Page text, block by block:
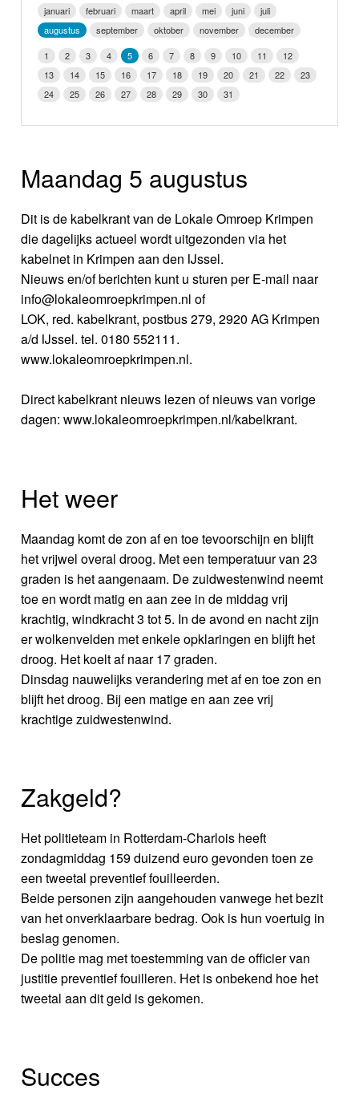
Webcam
Info
januari
februari maart april mei juni
juli
augustus
september oktober november
december
1
2 3 4 5 6 7 8 9 10 11
12
13
14 15 16 17 18 19 20 21 22
23
24
25 26 27 28 29 30 31
Maandag 5 augustus
Dit is de kabelkrant van de Lokale Omroep Krimpen
die dagelijks actueel wordt uitgezonden via het
kabelnet in Krimpen aan den IJssel.
Nieuws en/of berichten kunt u sturen per E-mail naar
info@lokaleomroepkrimpen.nl of
LOK, red. kabelkrant, postbus 279, 2920 AG Krimpen
a/d IJssel. tel. 0180 552111.
www.lokaleomroepkrimpen.nl.
Direct kabelkrant nieuws lezen of nieuws van vorige
dagen: www.lokaleomroepkrimpen.nl/kabelkrant.
Het weer
Maandag komt de zon af en toe tevoorschijn en blijft
het vrijwel overal droog. Met een temperatuur van 23
graden is het aangenaam. De zuidwestenwind neemt
toe en wordt matig en aan zee in de middag vrij
krachtig, windkracht 3 tot 5. In de avond en nacht zijn
er wolkenvelden met enkele opklaringen en blijft het
droog. Het koelt af naar 17 graden.
Dinsdag nauwelijks verandering met af en toe zon en
blijft het droog. Bij een matige en aan zee vrij
krachtige zuidwestenwind.
Zakgeld?
Het politieteam in Rotterdam-Charlois heeft
zondagmiddag 159 duizend euro gevonden toen ze
een tweetal preventief fouilleerden.
Beide personen zijn aangehouden vanwege het bezit
van het onverklaarbare bedrag. Ook is hun voertuig in
beslag genomen.
De politie mag met toestemming van de officier van
justitie preventief fouilleren. Het is onbekend hoe het
tweetal aan dit geld is gekomen.
Succes